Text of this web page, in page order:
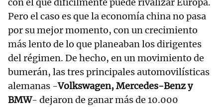
Pero el caso es que la economía china no pasa
por su mejor momento, con un crecimiento
más lento de lo que planeaban los dirigentes
del régimen. De hecho, en un movimiento de
bumerán, las tres principales automovilísticas
alemanas -Volkswagen, Mercedes-Benz y
BMW- dejaron de ganar más de 10.000